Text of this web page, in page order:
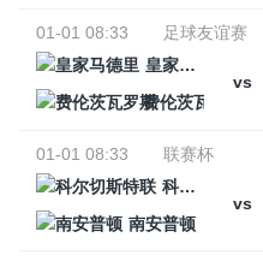
01-01 08:33
足球友谊赛
皇家马德里
vs
费伦茨瓦罗斯
01-01 08:33
联赛杯
科尔切斯特联
vs
南安普顿